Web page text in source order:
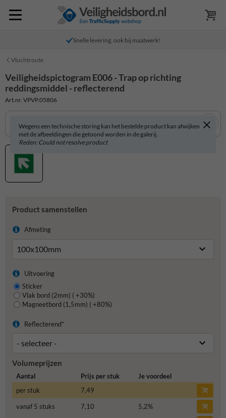
Snelle levering, ook bij maatwerk!
Vluchtroute
Veiligheidspictogram E006 - Trap op richting
reddingsmiddel - reflecterend
Art.nr. VPVP.05806
Wegens een technische storing kan het bestelde product kan afwijken
met de afbeeldingen die getoond worden in de galerij.
Reden: Could not resolve product
Product samenstellen
Afmeting
Uitvoering
Sticker
Vlak bord (2mm) ( +30%)
Magneetbord (1,5mm) ( +80%)
Reflecterend*
Volumeprijzen
Aantal Prijs per stuk
Je voordeel
per stuk
7,49
vanaf 5 stuks
7,10 5,2%